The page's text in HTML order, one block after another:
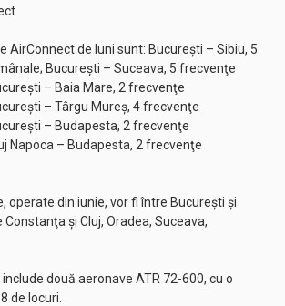
AirConnect de luni sunt: Bucureşti – Sibiu, 5
Bucureşti – Suceava, 5 frecvenţe
– Baia Mare, 2 frecvenţe
– Târgu Mureş, 4 frecvenţe
– Budapesta, 2 frecvenţe
Napoca – Budapesta, 2 frecvenţe
operate din iunie, vor fi între Bucureşti şi
Constanţa şi Cluj, Oradea, Suceava,
două aeronave ATR 72-600, cu o
de locuri.